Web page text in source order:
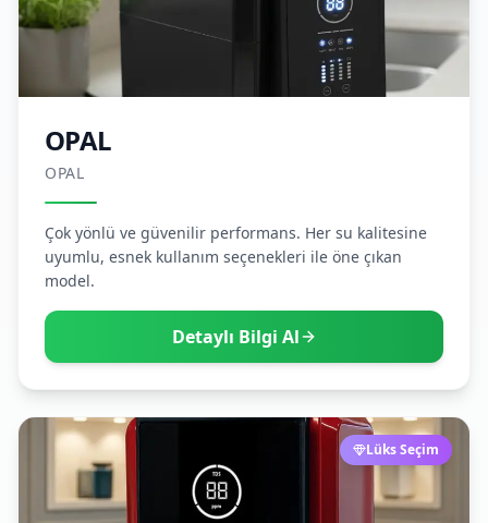
OPAL
OPAL
Çok yönlü ve güvenilir performans. Her su kalitesine
uyumlu, esnek kullanım seçenekleri ile öne çıkan
model.
Detaylı Bilgi Al
Lüks Seçim